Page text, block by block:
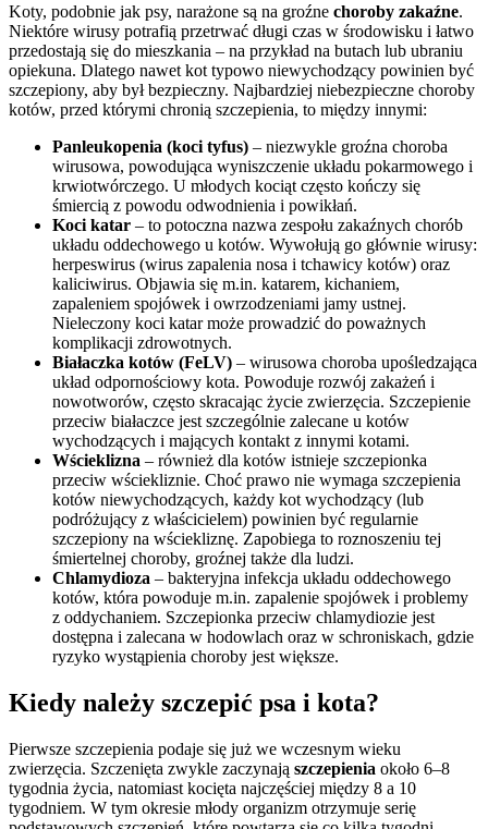
Koty, podobnie jak psy, narażone są na groźne choroby zakaźne.
Niektóre wirusy potrafią przetrwać długi czas w środowisku i łatwo
przedostają się do mieszkania – na przykład na butach lub ubraniu
opiekuna. Dlatego nawet kot typowo niewychodzący powinien być
szczepiony, aby był bezpieczny. Najbardziej niebezpieczne choroby
kotów, przed którymi chronią szczepienia, to między innymi:
Panleukopenia (koci tyfus) – niezwykle groźna choroba
wirusowa, powodująca wyniszczenie układu pokarmowego i
krwiotwórczego. U młodych kociąt często kończy się
śmiercią z powodu odwodnienia i powikłań.
Koci katar – to potoczna nazwa zespołu zakaźnych chorób
układu oddechowego u kotów. Wywołują go głównie wirusy:
herpeswirus (wirus zapalenia nosa i tchawicy kotów) oraz
kaliciwirus. Objawia się m.in. katarem, kichaniem,
zapaleniem spojówek i owrzodzeniami jamy ustnej.
Nieleczony koci katar może prowadzić do poważnych
komplikacji zdrowotnych.
Białaczka kotów (FeLV) – wirusowa choroba upośledzająca
układ odpornościowy kota. Powoduje rozwój zakażeń i
nowotworów, często skracając życie zwierzęcia. Szczepienie
przeciw białaczce jest szczególnie zalecane u kotów
wychodzących i mających kontakt z innymi kotami.
Wścieklizna – również dla kotów istnieje szczepionka
przeciw wściekliznie. Choć prawo nie wymaga szczepienia
kotów niewychodzących, każdy kot wychodzący (lub
podróżujący z właścicielem) powinien być regularnie
szczepiony na wściekliznę. Zapobiega to roznoszeniu tej
śmiertelnej choroby, groźnej także dla ludzi.
Chlamydioza – bakteryjna infekcja układu oddechowego
kotów, która powoduje m.in. zapalenie spojówek i problemy
z oddychaniem. Szczepionka przeciw chlamydiozie jest
dostępna i zalecana w hodowlach oraz w schroniskach, gdzie
ryzyko wystąpienia choroby jest większe.
Kiedy należy szczepić psa i kota?
Pierwsze szczepienia podaje się już we wczesnym wieku
zwierzęcia. Szczenięta zwykle zaczynają szczepienia około 6–8
tygodnia życia, natomiast kocięta najczęściej między 8 a 10
tygodniem. W tym okresie młody organizm otrzymuje serię